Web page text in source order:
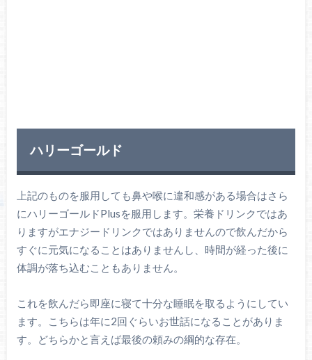
ハリーゴールド
上記のものを服用しても鼻や喉に違和感がある場合はさら
にハリーゴールドPlusを服用します。栄養ドリンクではあ
りますがエナジードリンクではありませんので飲んだから
すぐに元気になることはありませんし、時間が経った後に
体調が落ち込むこともありません。
これを飲んだら即座に寝て十分な睡眠を取るようにしてい
ます。こちらは年に2回ぐらいお世話になることがありま
す。どちらかと言えば最後の頼みの綱的な存在。